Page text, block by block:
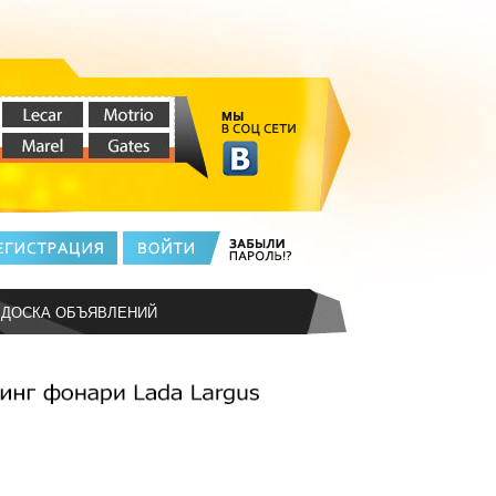
ДОСКА ОБЪЯВЛЕНИЙ